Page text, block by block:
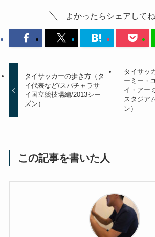
よかったらシェアしてね
タイサッカーの歩き方（タ
イ代表など/スパチャラサ
イ国立競技場編/2013シー
ズン）
タイサッ
ーミー・
イ・アー
スタジア
ン）
この記事を書いた人